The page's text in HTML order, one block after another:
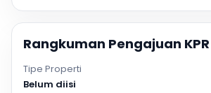
Rangkuman Pengajuan KPR
Tipe Properti
Belum diisi